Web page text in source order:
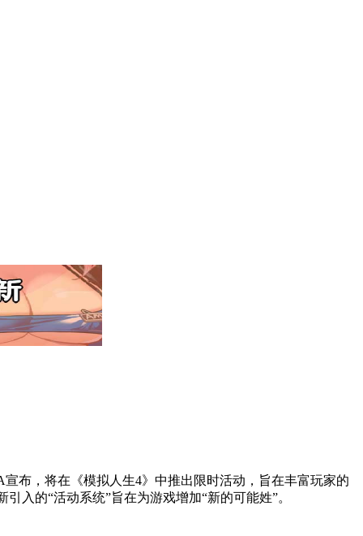
布，将在《模拟人生4》中推出限时活动，旨在丰富玩家的
入的“活动系统”旨在为游戏增加“新的可能姓”。